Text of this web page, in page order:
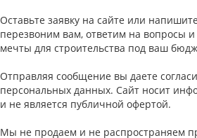
Оставьте заявку на сайте или
перезвоним вам, ответим на вопросы
мечты для строительства под ваш
Отправляя сообщение вы даете
персональных данных. Сайт носит
и не является публичной офертой.
Мы не продаем и не распространяем